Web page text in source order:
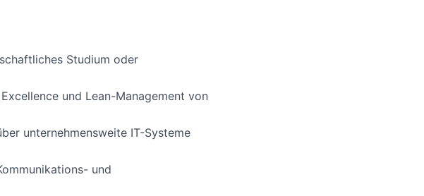
Studium oder
und Lean-Management von
unternehmensweite IT-Systeme
und